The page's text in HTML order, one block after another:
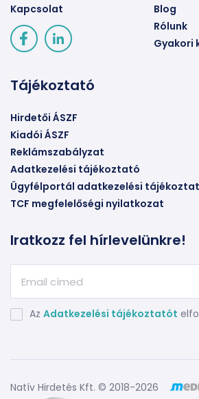
Kapcsolat
Blog
Rólunk
Gyakori
Tájékoztató
Hirdetői ÁSZF
Kiadói ÁSZF
Reklámszabályzat
Adatkezelési tájékoztató
Ügyfélportál adatkezelési
TCF megfelelőségi nyilatkozat
Iratkozz fel hírlevelünkre!
Az Adatkezelési tájékoztatót
Natív Hirdetés Kft. © 2018-2026